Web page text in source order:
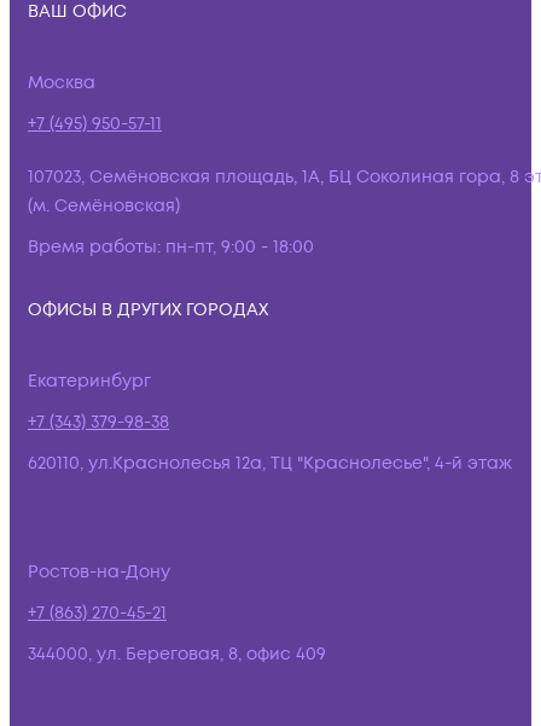
ВАШ ОФИС
Москва
+7 (495) 950-57-11
107023, Семёновская площадь, 1А, БЦ Соколиная гора, 8
(м. Семёновская)
Время работы: пн-пт, 9:00 - 18:00
ОФИСЫ В ДРУГИХ ГОРОДАХ
Екатеринбург
+7 (343) 379-98-38
620110, ул.Краснолесья 12а, ТЦ "Краснолесье", 4-й этаж
Ростов-на-Дону
+7 (863) 270-45-21
344000, ул. Береговая, 8, офис 409